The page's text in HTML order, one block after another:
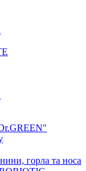
горла та носа